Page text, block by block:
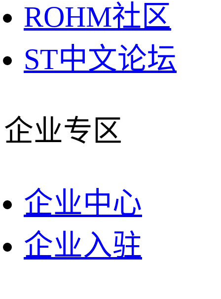
ROHM社区
ST中文论坛
企业专区
企业中心
企业入驻